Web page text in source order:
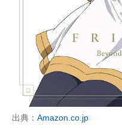
出典： Amazon.co.jp